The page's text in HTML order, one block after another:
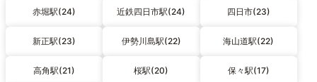
赤堀駅(24) 近鉄四日市駅(24) 四日市(23)
新正駅(23) 伊勢川島駅(22) 海山道駅(22)
高角駅(21) 桜駅(20) 保々駅(17)